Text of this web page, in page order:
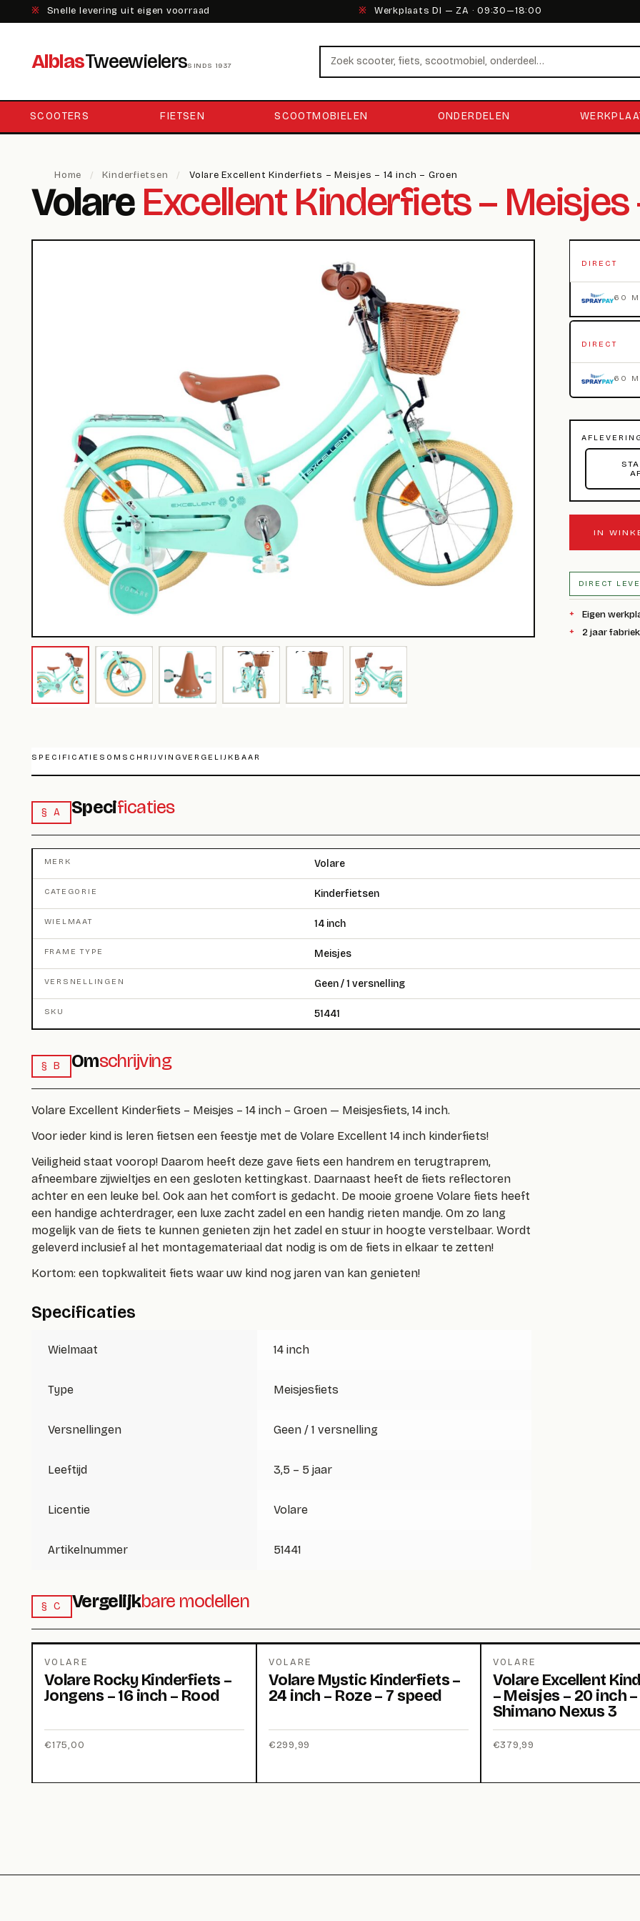
※ Snelle levering uit eigen voorraad ※ Werkplaats DI — ZA · 09:30—18:00
AlblasTweewielersSINDS 1937
Zoeken
SCOOTERS FIETSEN SCOOTMOBIELEN ONDERDELEN
Home / Kinderfietsen / Volare Excellent Kinderfiets – Meisjes – 14 inch – Groen
VolareExcellent Kinderfiets – Meisjes
DIRECT
60
DIRECT
60
IN
DIRECT
Eigen
2 jaar
SPECIFICATIES OMSCHRIJVINGVERGELIJKBAAR
§ A Specificaties
MERK Volare
CATEGORIE Kinderfietsen
WIELMAAT 14 inch
FRAME TYPE Meisjes
VERSNELLINGEN Geen / 1 versnelling
SKU 51441
§ B Omschrijving
Volare Excellent Kinderfiets – Meisjes – 14 inch – Groen — Meisjesfiets, 14 inch.
Voor ieder kind is leren fietsen een feestje met de Volare Excellent 14 inch kinderfiets!
Veiligheid staat voorop! Daarom heeft deze gave fiets een handrem en terugtraprem,
afneembare zijwieltjes en een gesloten kettingkast. Daarnaast heeft de fiets reflectoren
achter en een leuke bel. Ook aan het comfort is gedacht. De mooie groene Volare fiets heeft
een handige achterdrager, een luxe zacht zadel en een handig rieten mandje. Om zo lang
mogelijk van de fiets te kunnen genieten zijn het zadel en stuur in hoogte verstelbaar. Wordt
geleverd inclusief al het montagemateriaal dat nodig is om de fiets in elkaar te zetten!
Kortom: een topkwaliteit fiets waar uw kind nog jaren van kan genieten!
Specificaties
Wielmaat 14 inch
Type Meisjesfiets
Versnellingen Geen / 1 versnelling
Leeftijd 3,5 – 5 jaar
Licentie Volare
Artikelnummer 51441
§ C Vergelijkbare modellen
VOLARE
Volare Rocky Kinderfiets –
Jongens – 16 inch – Rood
€175,00
VOLARE
Volare Mystic Kinderfiets –
24 inch – Roze – 7 speed
€299,99
VOLARE
Volare Excellent
– Meisjes – 20 inch
Shimano Nexus 3
€379,99